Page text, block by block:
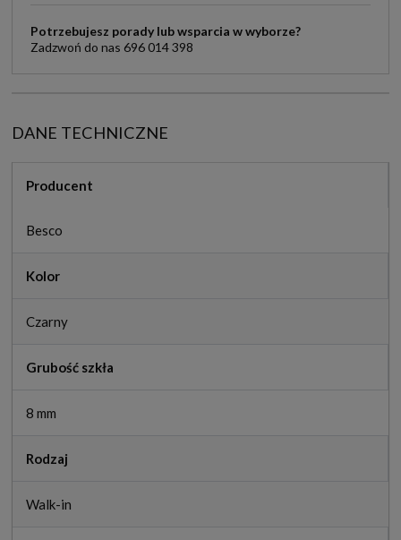
Potrzebujesz porady lub wsparcia w wyborze?
Zadzwoń do nas 696 014 398
DANE TECHNICZNE
Producent
Besco
Kolor
Czarny
Grubość szkła
8 mm
Rodzaj
Walk-in